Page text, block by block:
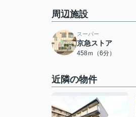
周辺施設
スーパー
京急ストア
458ｍ（6分）
近隣の物件